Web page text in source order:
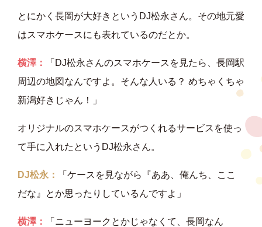
とにかく長岡が大好きというDJ松永さん。その地元愛
はスマホケースにも表れているのだとか。
横澤：
「DJ松永さんのスマホケースを見たら、長岡駅
周辺の地図なんですよ。そんな人いる？ めちゃくちゃ
新潟好きじゃん！」
オリジナルのスマホケースがつくれるサービスを使っ
て手に入れたというDJ松永さん。
DJ松永：
「ケースを見ながら『ああ、俺んち、ここ
だな』とか思ったりしているんですよ」
横澤：
「ニューヨークとかじゃなくて、長岡なん